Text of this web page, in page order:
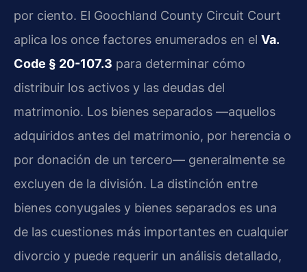
por ciento. El Goochland County Circuit Court
aplica los once factores enumerados en el Va.
Code § 20-107.3 para determinar cómo
distribuir los activos y las deudas del
matrimonio. Los bienes separados —aquellos
adquiridos antes del matrimonio, por herencia o
por donación de un tercero— generalmente se
excluyen de la división. La distinción entre
bienes conyugales y bienes separados es una
de las cuestiones más importantes en cualquier
divorcio y puede requerir un análisis detallado,